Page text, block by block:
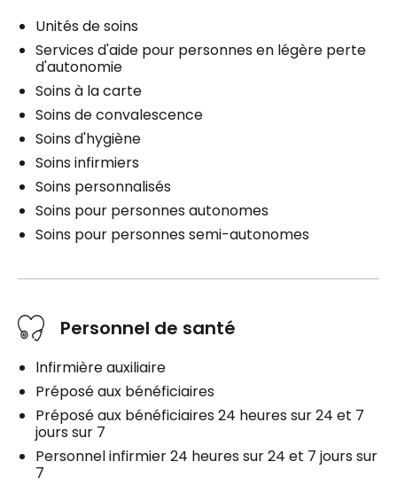
Unités de soins
Services d'aide pour personnes en légère perte
d'autonomie
Soins à la carte
Soins de convalescence
Soins d'hygiène
Soins infirmiers
Soins personnalisés
Soins pour personnes autonomes
Soins pour personnes semi-autonomes
Personnel de santé
lnfirmière auxiliaire
Préposé aux bénéficiaires
Préposé aux bénéficiaires 24 heures sur 24 et 7
jours sur 7
Personnel infirmier 24 heures sur 24 et 7 jours sur
7